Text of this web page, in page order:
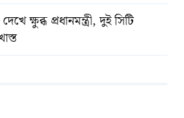
ক্ষুব্ধ প্রধানমন্ত্রী, দুই সিটি